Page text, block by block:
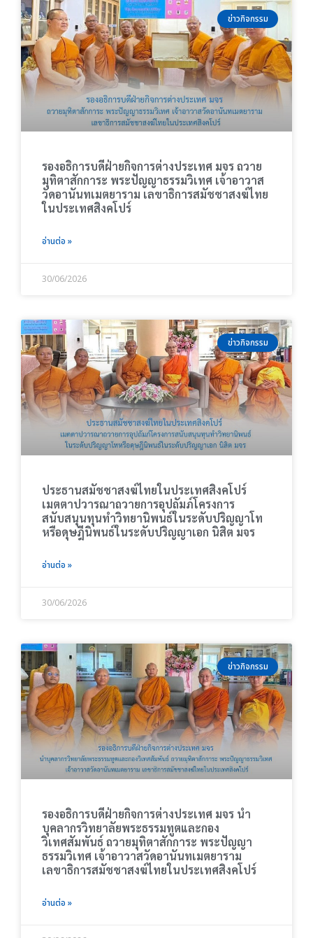
ข่าวกิจกรรม
รองอธิการบดีฝ่ายกิจการต่างประเทศ มจร ถวาย
มุทิตาสักการะ พระปัญญาธรรมวิเทศ เจ้าอาวาส
วัดอานันทเมตยาราม เลขาธิการสมัชชาสงฆ์ไทย
ในประเทศสิงคโปร์
อ่านต่อ »
30/06/2026
ข่าวกิจกรรม
ประธานสมัชชาสงฆ์ไทยในประเทศสิงคโปร์
เมตตาปวารณาถวายการอุปถัมภ์โครงการ
สนับสนุนทุนทำวิทยานิพนธ์ในระดับปริญญาโท
หรือดุษฎีนิพนธ์ในระดับปริญญาเอก นิสิต มจร
อ่านต่อ »
30/06/2026
ข่าวกิจกรรม
รองอธิการบดีฝ่ายกิจการต่างประเทศ มจร นำ
บุคลากรวิทยาลัยพระธรรมทูตและกอง
วิเทศสัมพันธ์ ถวายมุทิตาสักการะ พระปัญญา
ธรรมวิเทศ เจ้าอาวาสวัดอานันทเมตยาราม
เลขาธิการสมัชชาสงฆ์ไทยในประเทศสิงคโปร์
อ่านต่อ »